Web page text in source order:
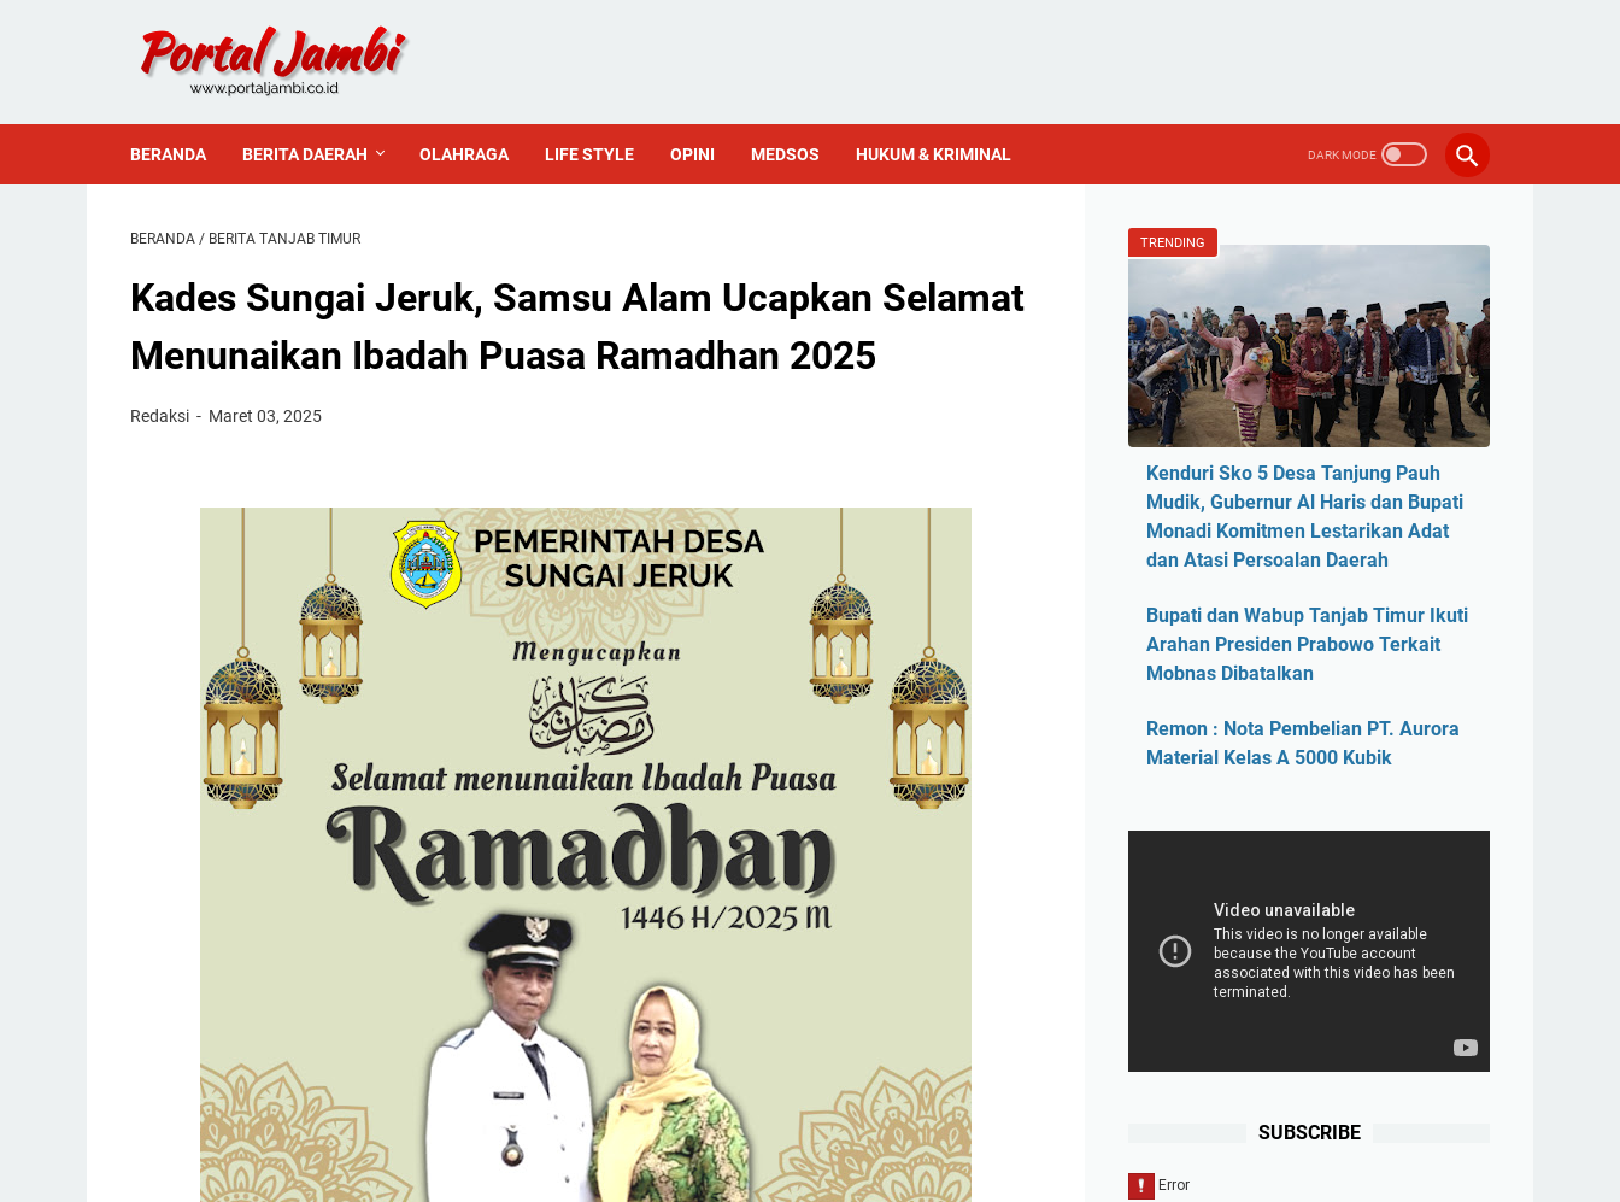
BERANDA BERITA DAERAH OLAHRAGA LIFE STYLE OPINI MEDSOS HUKUM & KRIMINAL
BERANDA / BERITA TANJAB TIMUR
Kades Sungai Jeruk, Samsu Alam Ucapkan Selamat
Menunaikan Ibadah Puasa Ramadhan 2025
Redaksi Maret 03, 2025
TRENDING
Kenduri Sko 5 Desa Tanjung Pauh
Mudik, Gubernur Al Haris dan Bupati
Monadi Komitmen Lestarikan Adat
dan Atasi Persoalan Daerah
Bupati dan Wabup Tanjab Timur Ikuti
Arahan Presiden Prabowo Terkait
Mobnas Dibatalkan
Remon : Nota Pembelian PT. Aurora
Material Kelas A 5000 Kubik
SUBSCRIBE